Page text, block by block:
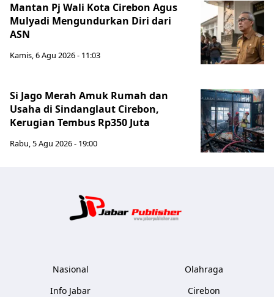
Mantan Pj Wali Kota Cirebon Agus
Mulyadi Mengundurkan Diri dari
ASN
Kamis, 6 Agu 2026 - 11:03
Si Jago Merah Amuk Rumah dan
Usaha di Sindanglaut Cirebon,
Kerugian Tembus Rp350 Juta
Rabu, 5 Agu 2026 - 19:00
Nasional
Info Jabar
Olahraga
Cirebon